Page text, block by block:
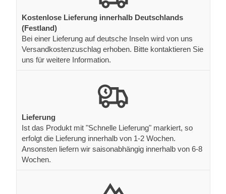
Kostenlose Lieferung innerhalb Deutschlands
(Festland)
Bei einer Lieferung auf deutsche Inseln wird von uns
Versandkostenzuschlag erhoben. Bitte kontaktieren Sie
uns für weitere Information.
Lieferung
Ist das Produkt mit "Schnelle Lieferung" markiert, so
erfolgt die Lieferung innerhalb von 1-2 Wochen.
Ansonsten liefern wir saisonabhängig innerhalb von 6-8
Wochen.